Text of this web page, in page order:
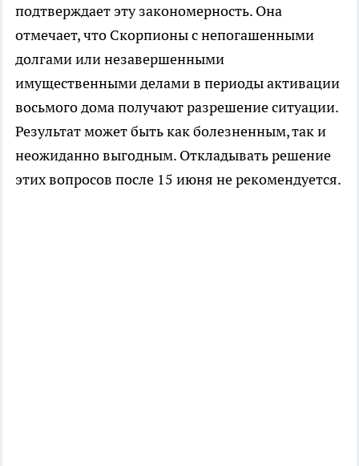
подтверждает эту закономерность. Она
отмечает, что Скорпионы с непогашенными
долгами или незавершенными
имущественными делами в периоды активации
восьмого дома получают разрешение ситуации.
Результат может быть как болезненным, так и
неожиданно выгодным. Откладывать решение
этих вопросов после 15 июня не рекомендуется.